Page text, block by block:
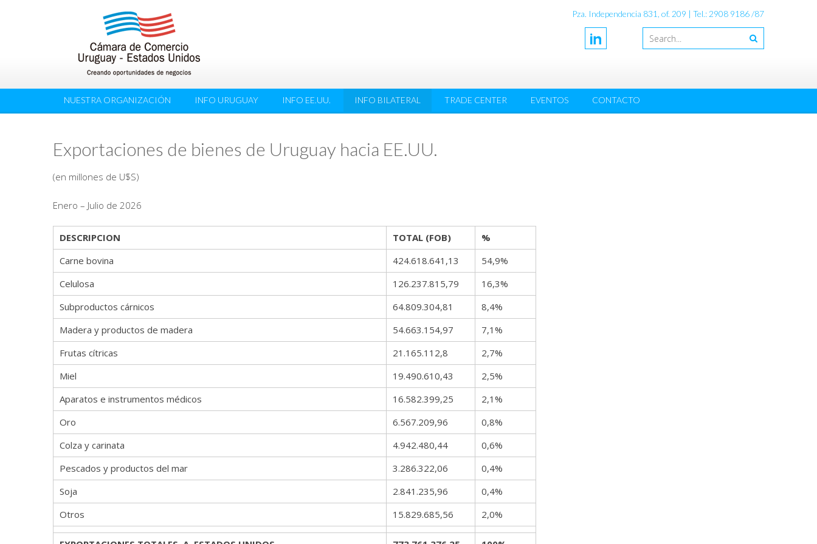
Pza. Independencia 831, of. 209 | Tel.: 2908 9186 /87
NUESTRA ORGANIZACIÓN INFO URUGUAY INFO EE.UU. INFO BILATERAL TRADE CENTER EVENTOS CONTACTO
Exportaciones de bienes de Uruguay hacia EE.UU.
(en millones de U$S)
Enero – Julio de 2026
DESCRIPCION TOTAL (FOB)
%
Carne bovina
424.618.641,13
54,9%
Celulosa
126.237.815,79
16,3%
Subproductos cárnicos
64.809.304,81
8,4%
Madera y productos de madera
54.663.154,97
7,1%
Frutas cítricas
21.165.112,8
2,7%
Miel
19.490.610,43
2,5%
Aparatos e instrumentos médicos
16.582.399,25
2,1%
Oro
6.567.209,96
0,8%
Colza y carinata
4.942.480,44
0,6%
Pescados y productos del mar
3.286.322,06
0,4%
Soja
2.841.235,96
0,4%
Otros
15.829.685,56 2,0%